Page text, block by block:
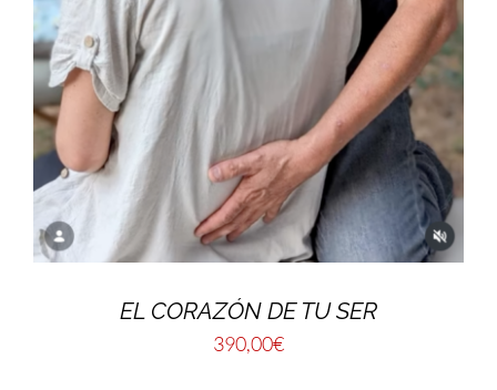
EL CORAZÓN DE TU SER
390,00€